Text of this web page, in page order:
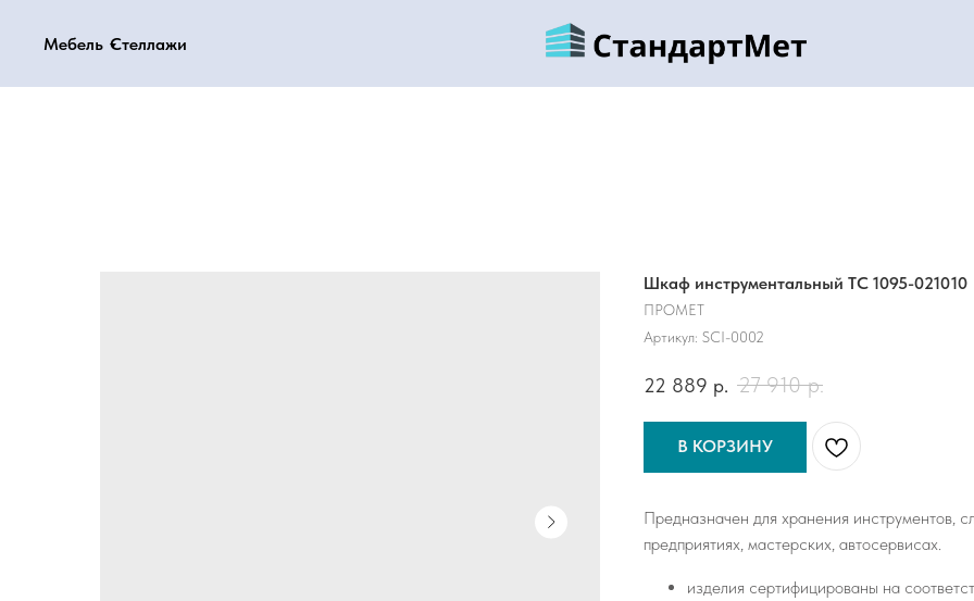
Мебель Стеллажи
Мебель Стеллажи
Шкаф инструментальный ТС 1095-021010
ПРОМЕТ
Артикул: SCI-0002
22 889 р. 27 910 р.
В КОРЗИНУ
Предназначен для хранения инструментов,
предприятиях, мастерских, автосервисах.
изделия сертифицированы на